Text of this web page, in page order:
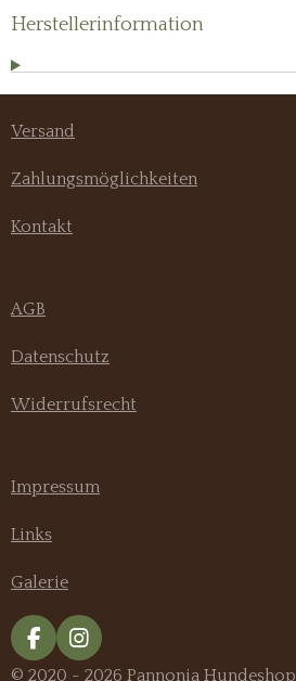
Herstellerinformation
Versand
Zahlungsmöglichkeiten
Kontakt
AGB
Datenschutz
Widerrufsrecht
Impressum
Links
Galerie
F
a
I
n
© 2020 - 2026 Pannonia Hundeshop